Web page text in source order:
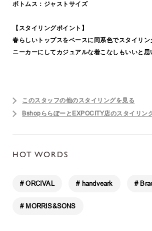
ボトムス：ジャストサイズ
【スタイリングポイント】
春らしいトップスをベースに同系色でスタイリン
ニーカーにしてカジュアルな着こなしもいいと思
このスタッフの他のスタイリングを見る
BshopららぽーとEXPOCITY店のスタイリン
HOT WORDS
# ORCIVAL # handveark #
# MORRIS&SONS